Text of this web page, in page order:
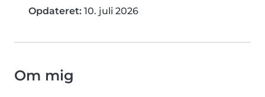
Opdateret: 10. juli 2026
Om mig